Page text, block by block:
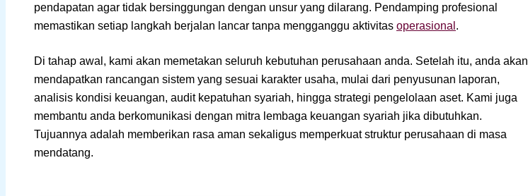
pendapatan agar tidak bersinggungan dengan unsur yang dilarang. Pendamping profesional
memastikan setiap langkah berjalan lancar tanpa mengganggu aktivitas operasional .
Di tahap awal, kami akan memetakan seluruh kebutuhan perusahaan anda. Setelah itu, anda akan
mendapatkan rancangan sistem yang sesuai karakter usaha, mulai dari penyusunan laporan,
analisis kondisi keuangan, audit kepatuhan syariah, hingga strategi pengelolaan aset. Kami juga
membantu anda berkomunikasi dengan mitra lembaga keuangan syariah jika dibutuhkan.
Tujuannya adalah memberikan rasa aman sekaligus memperkuat struktur perusahaan di masa
mendatang.